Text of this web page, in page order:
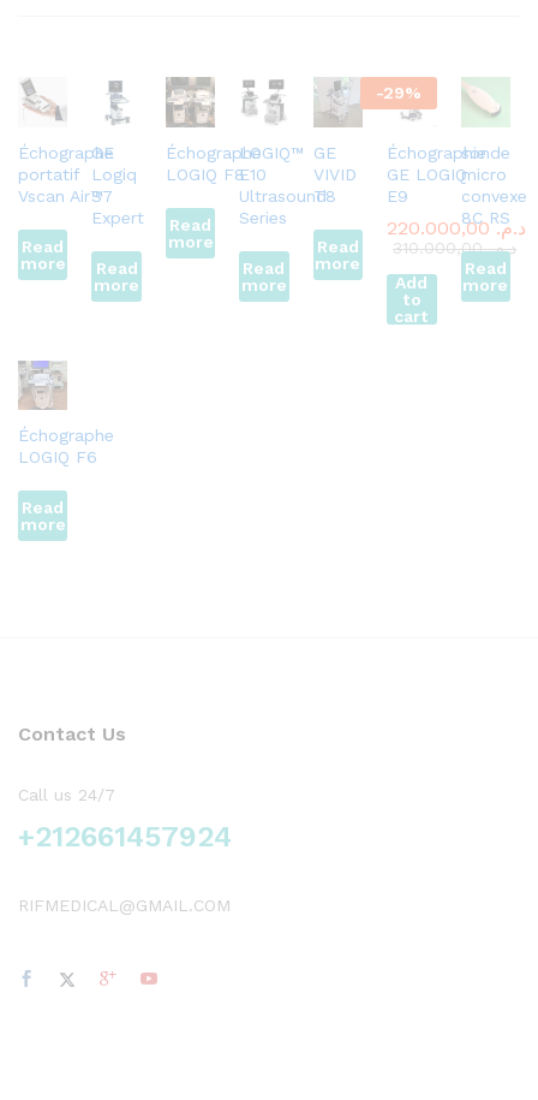
Échographe
portatif
Vscan Air™
Read
more
GE
Logiq
S7
Expert
Read
more
Échographe
LOGIQ F8
Read
more
LOGIQ™
E10
Ultrasound
Series
Read
more
GE
VIVID
T8
Read
more
-29%
Échographie
GE LOGIQ
E9
د.م.220.000,00
د.م.310.000,00
Add
to
cart
sonde
micro
convexe
8C RS
Read
more
Échographe
LOGIQ F6
Read
more
Contact Us
Call us 24/7
+212661457924
RIFMEDICAL@GMAIL.COM